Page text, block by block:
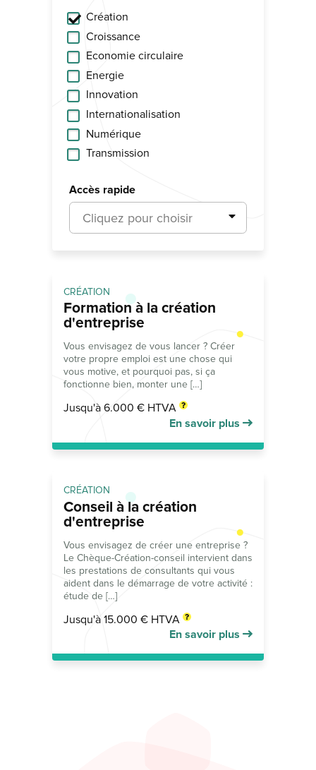
Création
Croissance
Economie circulaire
Energie
Innovation
Internationalisation
Numérique
Transmission
Accès rapide
Cliquez pour choisir
CRÉATION
Formation à la création
d'entreprise
Vous envisagez de vous lancer ? Créer
votre propre emploi est une chose qui
vous motive, et pourquoi pas, si ça
fonctionne bien, monter une […]
Jusqu'à 6.000 € HTVA
En savoir plus
CRÉATION
Conseil à la création
d'entreprise
Vous envisagez de créer une entreprise ?
Le Chèque-Création-conseil intervient dans
les prestations de consultants qui vous
aident dans le démarrage de votre activité :
étude de […]
Jusqu'à 15.000 € HTVA
En savoir plus